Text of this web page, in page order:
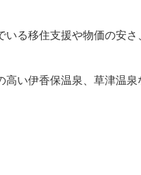
る移住支援や物価の安さ
い伊香保温泉、草津温